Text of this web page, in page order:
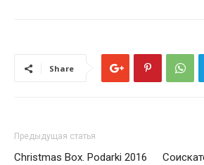
Share
Предыдущая статья
Christmas Box. Podarki 2016